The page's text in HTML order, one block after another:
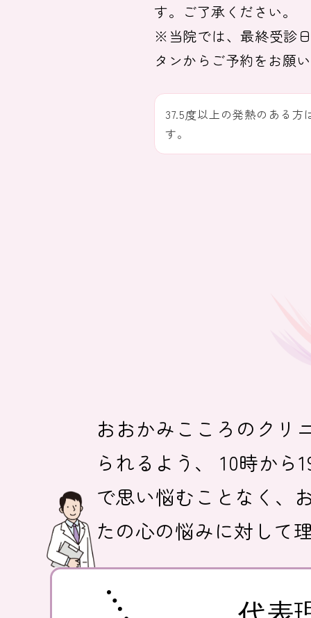
す。ご了承ください。
※当院では、最終受診
タンからご予約をお願
37.5度以上の発熱のある
す。
おおかみこころのクリ
られるよう、 10時か
で思い悩むことなく、
たの心の悩みに対して